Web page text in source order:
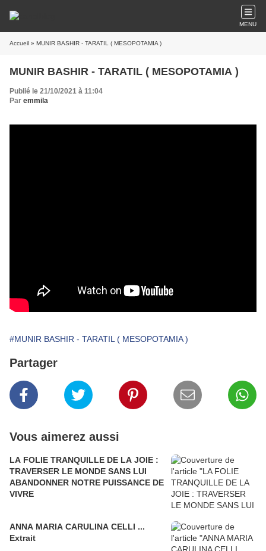
MENU
Accueil » MUNIR BASHIR - TARATIL ( MESOPOTAMIA )
MUNIR BASHIR - TARATIL ( MESOPOTAMIA )
Publié le 21/10/2021 à 11:04
Par emmila
#MUNIR BASHIR - TARATIL ( MESOPOTAMIA )
Partager
Vous aimerez aussi
LA FOLIE TRANQUILLE DE LA JOIE :
TRAVERSER LE MONDE SANS LUI
ABANDONNER NOTRE PUISSANCE DE
VIVRE
ANNA MARIA CARULINA CELLI ...
Extrait